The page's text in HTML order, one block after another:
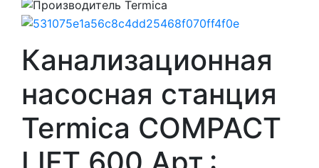
Канализационная
насосная станция
Termica COMPACT